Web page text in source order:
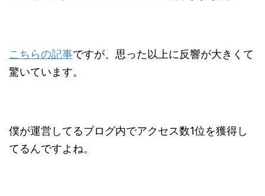
こちらの記事ですが、思った以上に反響が大きくて
驚いています。
僕が運営してるブログ内でアクセス数1位を獲得し
てるんですよね。